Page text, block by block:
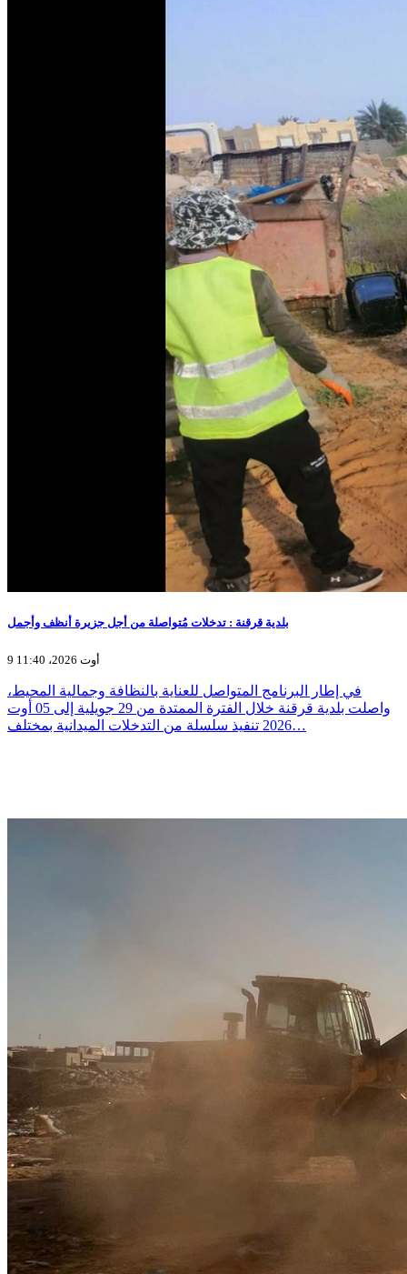
بلدية قرقنة : تدخلات مُتواصلة من أجل جزيرة أنظف وأجمل
9 أوت 2026، 11:40
في إطار البرنامج المتواصل للعناية بالنظافة وجمالية المحيط،
واصلت بلدية قرقنة خلال الفترة الممتدة من 29 جويلية إلى 05 أوت
2026 تنفيذ سلسلة من التدخلات الميدانية بمختلف…